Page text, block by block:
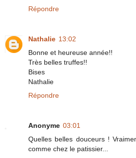
Répondre
Nathalie 13:02
Bonne et heureuse année!!
Très belles truffes!!
Bises
Nathalie
Répondre
Anonyme 03:01
Quelles belles douceurs !
comme chez le patissier...